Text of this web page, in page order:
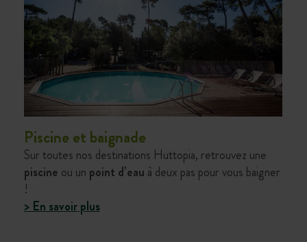
Piscine et baignade
Sur toutes nos destinations Huttopia, retrouvez une
piscine ou un point d’eau à deux pas pour vous baigner
!
> En savoir plus